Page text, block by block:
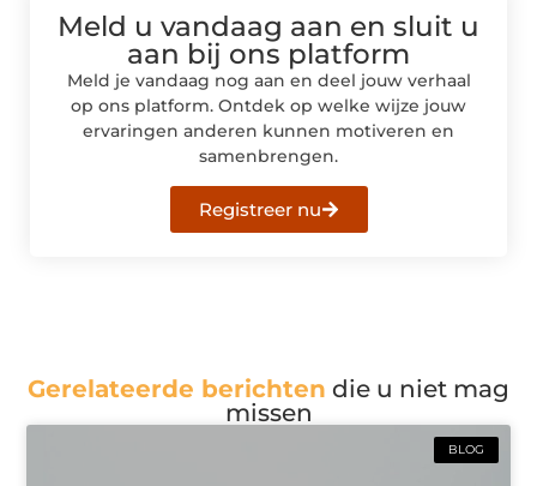
Meld u vandaag aan en sluit u
aan bij ons platform
Meld je vandaag nog aan en deel jouw verhaal
op ons platform. Ontdek op welke wijze jouw
ervaringen anderen kunnen motiveren en
samenbrengen.
Registreer nu
Gerelateerde berichten die u niet mag
missen
BLOG